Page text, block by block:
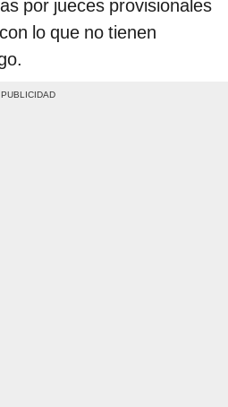
por jueces provisionales
lo que no tienen